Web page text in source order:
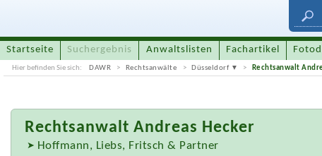
Startseite Suchergebnis Anwaltslisten Fachartikel
Hier befinden Sie sich: DAWR Rechtsanwälte Düsseldorf Rechtsanwalt
RechtsanwaltAndreas Hecker
Hoffmann, Liebs, Fritsch & Partner